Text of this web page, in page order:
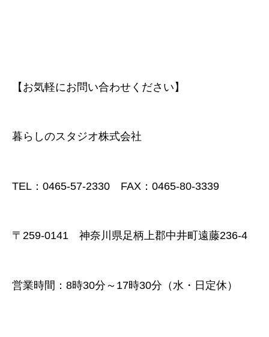
【お気軽にお問い合わせください】
暮らしのスタジオ株式会社
TEL：0465-57-2330 FAX：0465-80-3339
〒259-0141 神奈川県足柄上郡中井町遠藤236-4
営業時間：8時30分～17時30分（水・日定休）